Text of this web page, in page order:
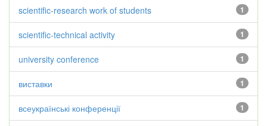
1
scientific-research work of students
1
scientific-technical activity
1
university conference
1
виставки
1
всеукраїнські конференції